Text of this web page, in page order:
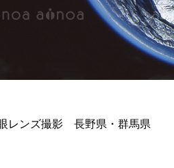
レンズ撮影 長野県・群馬県